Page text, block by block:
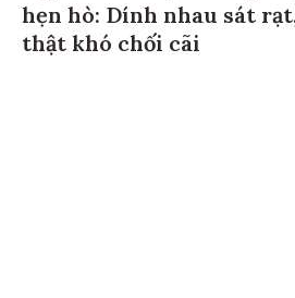
hẹn hò: Dính nhau sát
thật khó chối cãi